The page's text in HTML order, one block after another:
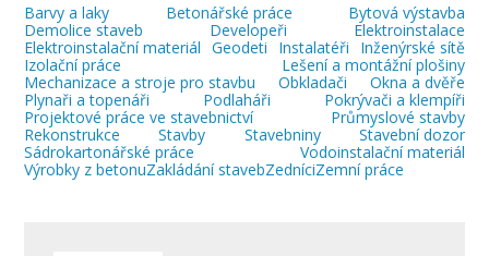
Barvy a laky Betonářské práce
Bytová výstavba
Demolice staveb
Developeři
Elektroinstalace
Elektroinstalační materiál Geodeti Instalatéři
Inženýrské sítě
Izolační práce
Lešení a montážní plošiny
Mechanizace a stroje pro stavbu
Obkladači
Okna a dvěře
Plynaři a topenáři
Podlaháři
Pokrývači a klempíři
Projektové práce ve stavebnictví
Průmyslové stavby
Rekonstrukce
Stavby Stavebniny
Stavební dozor
Sádrokartonářské práce
Vodoinstalační materiál
Výrobky z betonuZakládání stavebZedníciZemní práce